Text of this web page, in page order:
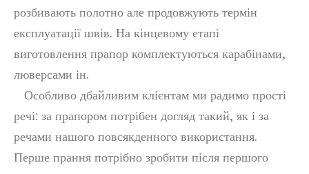
розбивають полотно але продовжують термін
експлуатації швів. На кінцевому етапі
виготовлення прапор комплектуються карабінами,
люверсами ін.
Особливо дбайливим клієнтам ми радимо прості
речі: за прапором потрібен догляд такий, як і за
речами нашого повсякденного використання.
Перше прання потрібно зробити після першого